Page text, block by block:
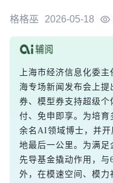
格格巫 2026-05-18
上海市经济信息化委
海专场新闻发布会上
券、模型券支持超级
付、免申即享。为培育
余名AI领域博士，并
地最后一公里。为满
先导基金撬动作用，
外，在模速空间、模